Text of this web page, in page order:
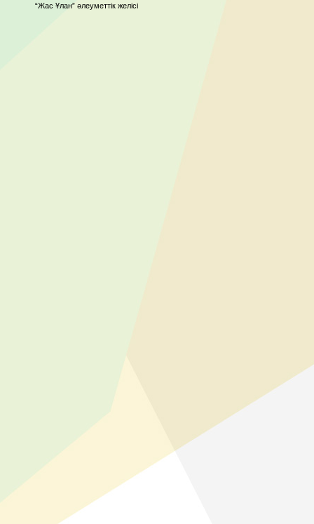
“Жас Ұлан” әлеуметтік желісі